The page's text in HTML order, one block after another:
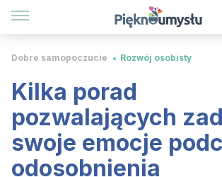
Dobre samopoczucie Rozwój osobisty
Kilka porad
pozwalających
swoje emocje
odosobnienia